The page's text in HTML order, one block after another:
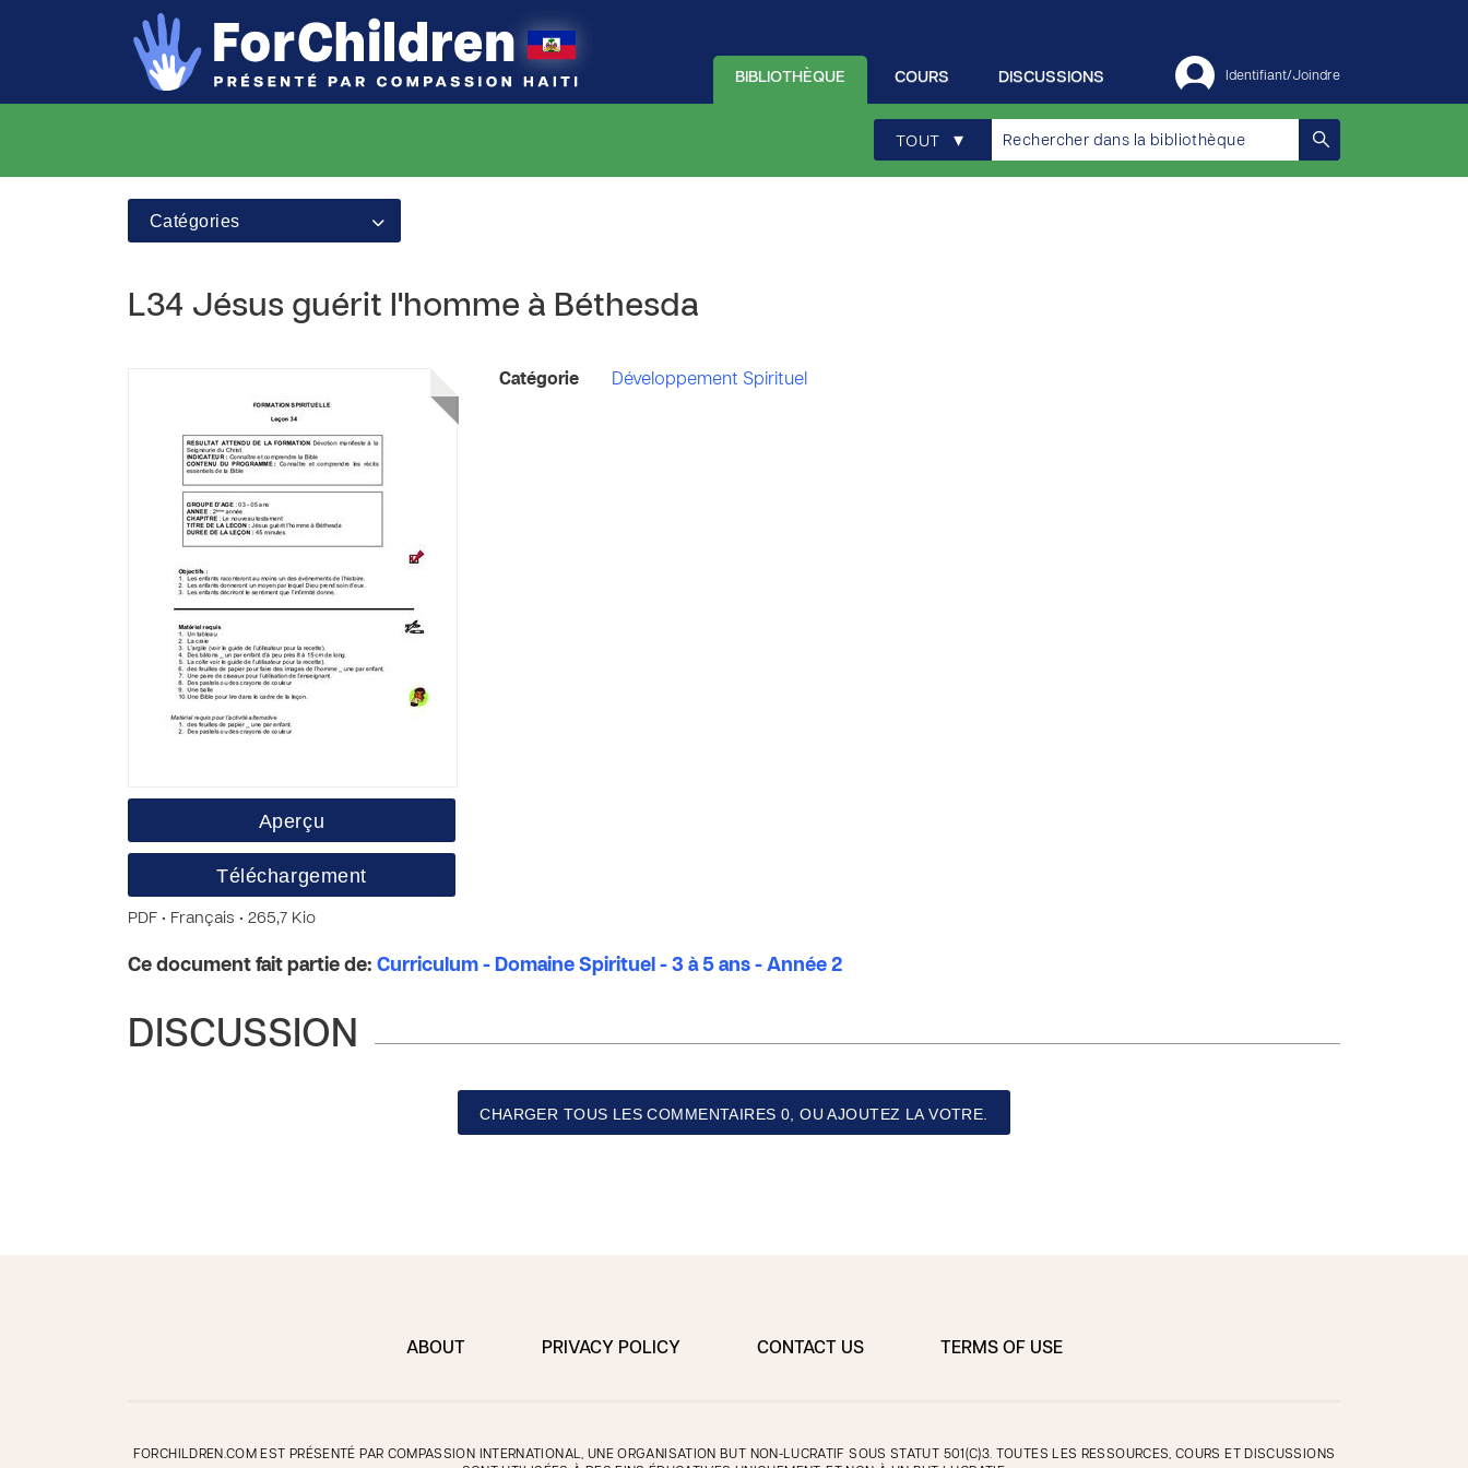
Identifiant/Joindre
DISCUSSIONS
COURS
BIBLIOTHÈQUE
TOUT ▾
Catégories
L34 Jésus guérit l'homme à Béthesda
Aperçu
Téléchargement
PDF • Français • 265,7 Kio
Catégorie Développement Spirituel
Ce document fait partie de: Curriculum - Domaine Spirituel - 3 à 5 ans - Année 2
DISCUSSION
CHARGER TOUS LES COMMENTAIRES 0, OU AJOUTEZ LA VOTRE.
ABOUT PRIVACY POLICY CONTACT US TERMS OF USE
FORCHILDREN.COM EST PRÉSENTÉ PAR COMPASSION INTERNATIONAL, UNE ORGANISATION BUT NON-LUCRATIF SOUS STATUT 501(C)3. TOUTES LES RESSOURCES, COURS ET DISCUSSIONS